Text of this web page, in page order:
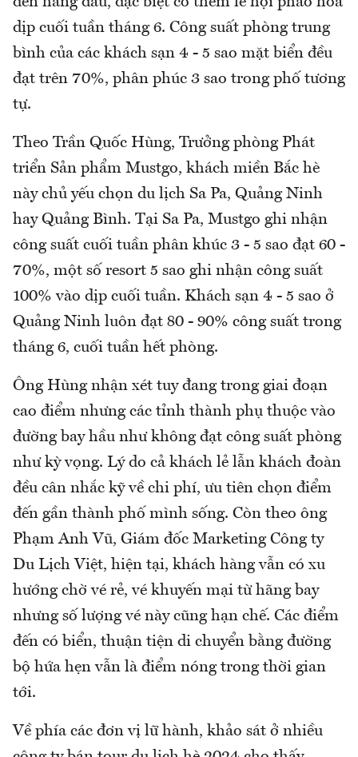
dịp cuối tuần tháng 6. Công suất phòng trung
bình của các khách sạn 4 - 5 sao mặt biển đều
đạt trên 70%, phân phúc 3 sao trong phố tương
tự.
Theo Trần Quốc Hùng, Trưởng phòng Phát
triển Sản phẩm Mustgo, khách miền Bắc hè
này chủ yếu chọn du lịch Sa Pa, Quảng Ninh
hay Quảng Bình. Tại Sa Pa, Mustgo ghi nhận
công suất cuối tuần phân khúc 3 - 5 sao đạt 60 -
70%, một số resort 5 sao ghi nhận công suất
100% vào dịp cuối tuần. Khách sạn 4 - 5 sao ở
Quảng Ninh luôn đạt 80 - 90% công suất trong
tháng 6, cuối tuần hết phòng.
Ông Hùng nhận xét tuy đang trong giai đoạn
cao điểm nhưng các tỉnh thành phụ thuộc vào
đường bay hầu như không đạt công suất phòng
như kỳ vọng. Lý do cả khách lẻ lẫn khách đoàn
đều cân nhắc kỹ về chi phí, ưu tiên chọn điểm
đến gần thành phố mình sống. Còn theo ông
Phạm Anh Vũ, Giám đốc Marketing Công ty
Du Lịch Việt, hiện tại, khách hàng vẫn có xu
hướng chờ vé rẻ, vé khuyến mại từ hãng bay
nhưng số lượng vé này cũng hạn chế. Các điểm
đến có biển, thuận tiện di chuyển bằng đường
bộ hứa hẹn vẫn là điểm nóng trong thời gian
tới.
Về phía các đơn vị lữ hành, khảo sát ở nhiều